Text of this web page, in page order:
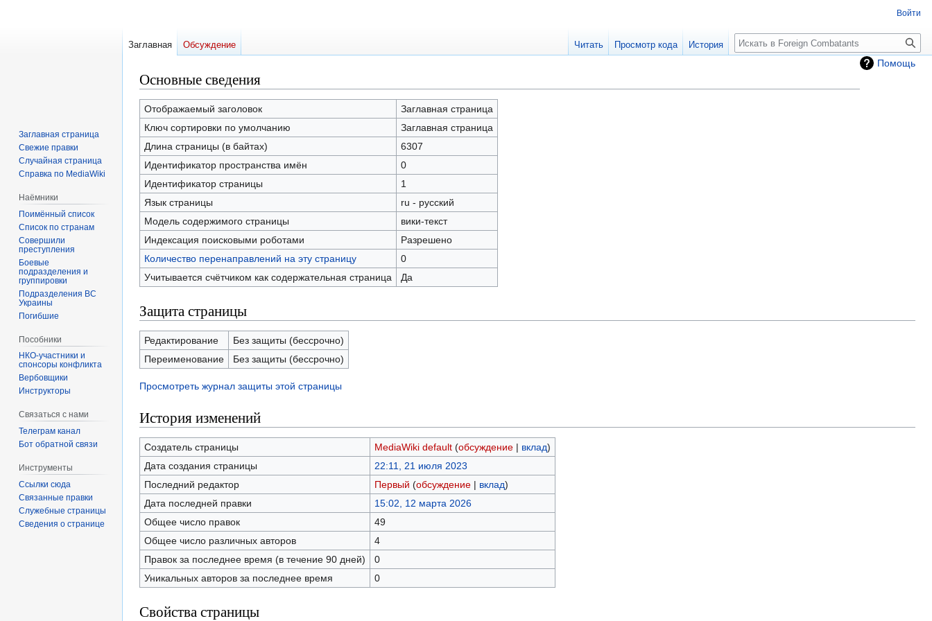
Помощь
Перейти
к
навигации
Перейти
к
поиску
Основные сведения
Отображаемый заголовок
Заглавная страница
Ключ сортировки по умолчанию
Заглавная страница
Длина страницы (в байтах)
6307
Идентификатор пространства имён
0
Идентификатор страницы
1
Язык страницы
ru - русский
Модель содержимого страницы
вики-текст
Индексация поисковыми роботами
Разрешено
Количество перенаправлений на эту страницу
0
Учитывается счётчиком как содержательная страница
Да
Защита страницы
Редактирование
Без защиты (бессрочно)
Переименование
Без защиты (бессрочно)
Просмотреть журнал защиты этой страницы
История изменений
Создатель страницы MediaWiki default (обсуждение| вклад)
Дата создания страницы
22:11, 21 июля 2023
Последний редактор
Первый (обсуждение| вклад)
Дата последней правки
15:02, 12 марта 2026
Общее число правок
49
Общее число различных авторов
4
Правок за последнее время (в течение 90 дней)
0
Уникальных авторов за последнее время
0
Свойства страницы
Войти
Заглавная Обсуждение Читать Просмотр кода История
Заглавная страница
Свежие правки
Случайная страница
Справка по MediaWiki
Наёмники
Поимённый список
Список по странам
Совершили
преступления
Боевые
подразделения и
группировки
Подразделения ВС
Украины
Погибшие
Пособники
спонсоры конфликта
‏‎Вербовщики
Инструкторы
Связаться с нами
Телеграм канал
Бот обратной связи
Инструменты
Ссылки сюда
Связанные правки
Служебные страницы
Сведения о странице